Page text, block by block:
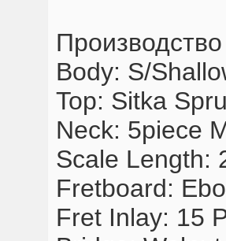
Body: S/
Top: Sitka
Neck: 5piece
Scale Length:
Fretboard:
Fret Inlay: 15